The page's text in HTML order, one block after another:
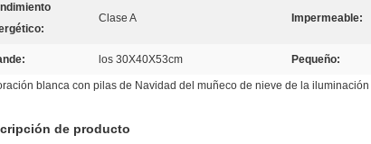
Clase A Impermeable:
los 30X40X53cm Pequeño:
blanca con pilas de Navidad del muñeco de nieve de la
de producto